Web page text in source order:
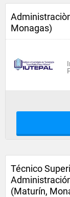
Monagas)
Técnico
(Maturín,